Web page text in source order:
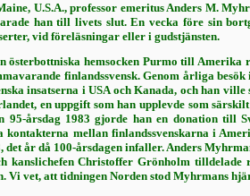
U.S.A., professor emeritus Anders M.
han till livets slut. En vecka före sin
vid föreläsningar eller i guds­tjänsten.
hemsocken Purmo till Amerika
fin­landssvensk. Genom årliga
insatserna i USA och Kanada, och han
en uppgift som han upplevde som
årsdag 1983 gjorde han en donation till
mellan finlands­svenskarna i
det år då 100-årsdagen infaller. Anders
kanslichefen Christoffer Grönholm
Vi vet, att tidningen Norden stod Myhrmans